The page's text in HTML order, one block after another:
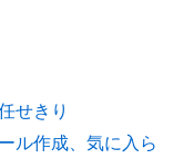
せきり
ル作成、気に入ら